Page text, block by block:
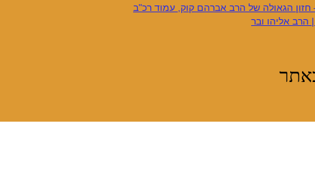
הגאולה של הרב אברהם קוק, עמוד רכ"ב
אליהו ובר